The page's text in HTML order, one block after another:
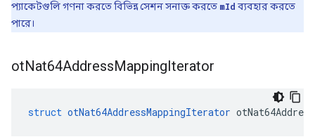
প্যাকেটগুলি গণনা করতে বিভিন্ন সেশন সনাক্ত করতে mId ব্যবহার করতে
পারে।
otNat64AddressMappingIterator
struct otNat64AddressMappingIterator